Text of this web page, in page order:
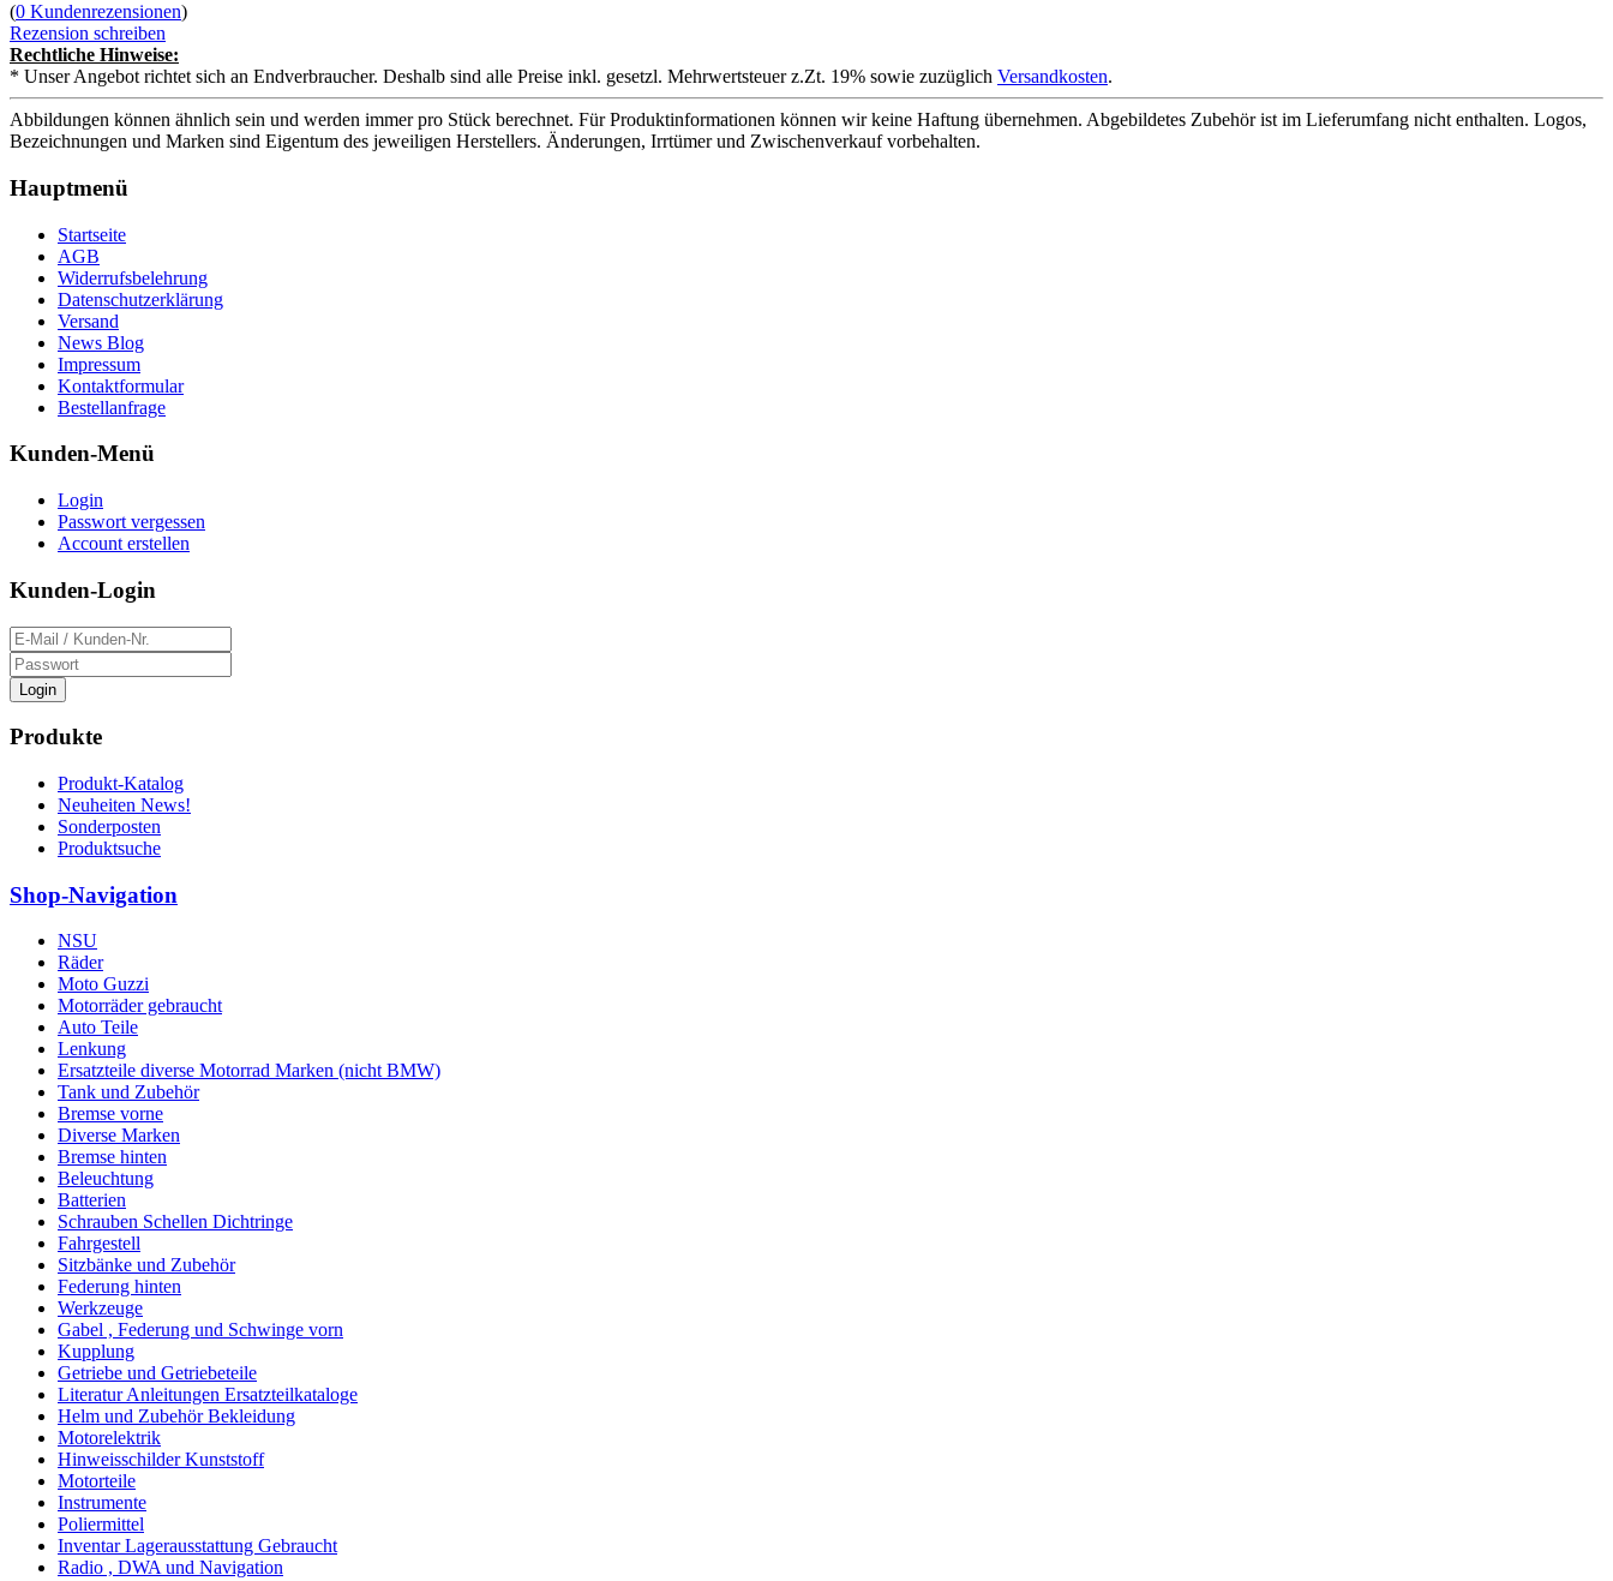
(0 Kundenrezensionen)
Rezension schreiben
Rechtliche Hinweise:
* Unser Angebot richtet sich an Endverbraucher. Deshalb sind alle Preise inkl. gesetzl. Mehrwertsteuer z.Zt. 19% sowie zuzüglich Versandkosten.
Abbildungen können ähnlich sein und werden immer pro Stück berechnet. Für Produktinformationen können wir keine Haftung übernehmen. Abgebildetes Zubehör ist im Lieferumfang nicht enthalten. Logos,
Bezeichnungen und Marken sind Eigentum des jeweiligen Herstellers. Änderungen, Irrtümer und Zwischenverkauf vorbehalten.
Hauptmenü
Startseite
AGB
Widerrufsbelehrung
Datenschutzerklärung
Versand
News Blog
Impressum
Kontaktformular
Bestellanfrage
Kunden-Menü
Login
Passwort vergessen
Account erstellen
Kunden-Login
Login
Produkte
Produkt-Katalog
Neuheiten News!
Sonderposten
Produktsuche
Shop-Navigation
NSU
Räder
Moto Guzzi
Motorräder gebraucht
Auto Teile
Lenkung
Ersatzteile diverse Motorrad Marken (nicht BMW)
Tank und Zubehör
Bremse vorne
Diverse Marken
Bremse hinten
Beleuchtung
Batterien
Schrauben Schellen Dichtringe
Fahrgestell
Sitzbänke und Zubehör
Federung hinten
Werkzeuge
Gabel , Federung und Schwinge vorn
Kupplung
Getriebe und Getriebeteile
Literatur Anleitungen Ersatzteilkataloge
Helm und Zubehör Bekleidung
Motorelektrik
Hinweisschilder Kunststoff
Motorteile
Instrumente
Poliermittel
Inventar Lagerausstattung Gebraucht
Radio , DWA und Navigation